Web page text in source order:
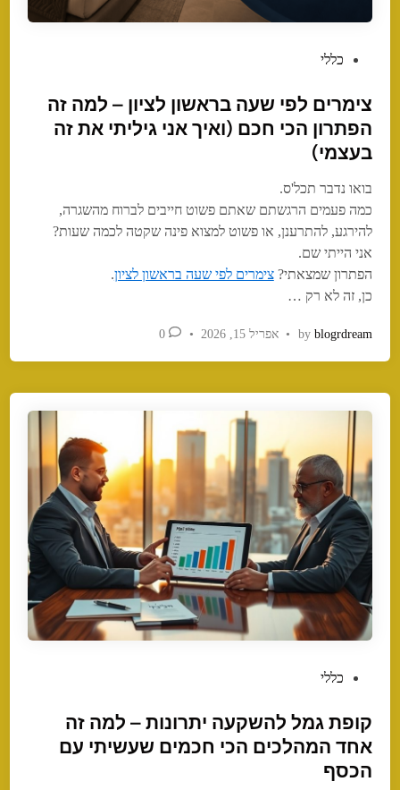
s
t
e
i
n
כללי
צימרים לפי שעה בראשון לציון – למה זה
הפתרון הכי חכם (ואיך אני גיליתי את זה
בעצמי)
בואו נדבר תכל'ס.
כמה פעמים הרגשתם שאתם פשוט חייבים לברוח מהשגרה,
להירגע, להתרענן, או פשוט למצוא פינה שקטה לכמה שעות?
אני הייתי שם.
הפתרון שמצאתי?צימרים לפי שעה בראשון לציון.
כן, זה לא רק …
by blogrdream
• אפריל 15, 2026 •
0
s
t
e
כללי
קופת גמל להשקעה יתרונות – למה זה
אחד המהלכים הכי חכמים שעשיתי עם
הכסף